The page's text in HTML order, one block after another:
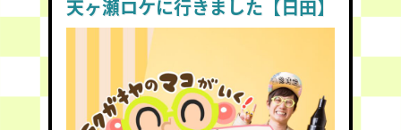
天ヶ瀬ロケに行きました【日田】